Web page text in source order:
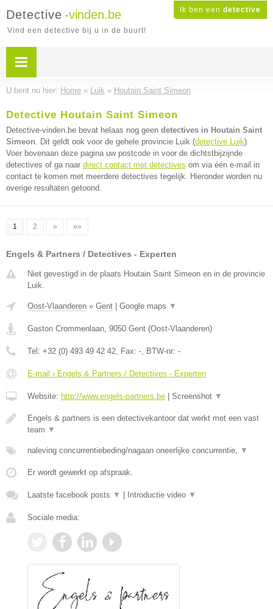
Ik ben een detective
Detective -vinden.be
Vind een detective bij u in de buurt!
U bent nu hier: Home » Luik » Houtain Saint Simeon
Detective Houtain Saint Simeon
Detective-vinden.be bevat helaas nog geen detectives in Houtain Saint
Simeon. Dit geldt ook voor de gehele provincie Luik (detective Luik).
Voer bovenaan deze pagina uw postcode in voor de dichtstbijzijnde
detectives of ga naar direct contact met detectives om via één e-mail in
contact te komen met meerdere detectives tegelijk. Hieronder worden nu
overige resultaten getoond.
1 2 » »»
Engels & Partners / Detectives - Experten
Niet gevestigd in de plaats Houtain Saint Simeon en in de provincie
Luik.
Oost-Vlaanderen » Gent Google maps ▼
Gaston Crommenlaan, 9050 Gent (Oost-Vlaanderen)
Tel: +32 (0) 493 49 42 42, Fax: -, BTW-nr: -
E-mail › Engels & Partners / Detectives - Experten
Website: http://www.engels-partners.be Screenshot ▼
Engels & partners is een detectivekantoor dat werkt met een vast
team ▼
naleving concurrentiebeding/nagaan oneerlijke concurrentie, ▼
Er wordt gewerkt op afspraak.
Laatste facebook posts ▼ Introductie video ▼
Sociale media: